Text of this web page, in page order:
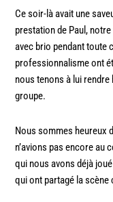
Ce soir-là avait une
prestation de Paul,
avec brio pendant toute
professionnalisme ont
nous tenons à lui rendre
groupe.
Nous sommes heureux
n’avions pas encore au
qui nous avons déjà
qui ont partagé la scène